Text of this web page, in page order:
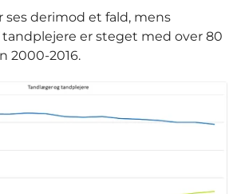
derimod et fald, mens
er steget med over 80
2000-2016.